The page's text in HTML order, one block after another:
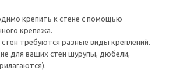
крепить к стене с помощью
крепежа.
требуются разные виды креплений.
для ваших стен шурупы, дюбели,